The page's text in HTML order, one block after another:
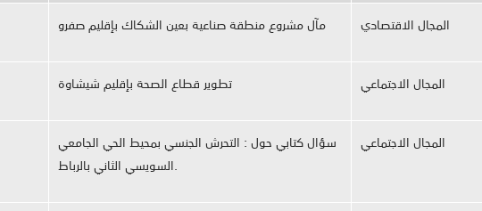
مآل مشروع منطقة صناعية بعين الشكاك بإقليم صفرو المجال الاقتصادي
تطوير قطاع الصحة بإقليم شيشاوة المجال الاجتماعي
سؤال كتابي حول : التحرش الجنسي بمحيط الحي الجامعي
السويسي الثاني بالرباط.
المجال الاجتماعي